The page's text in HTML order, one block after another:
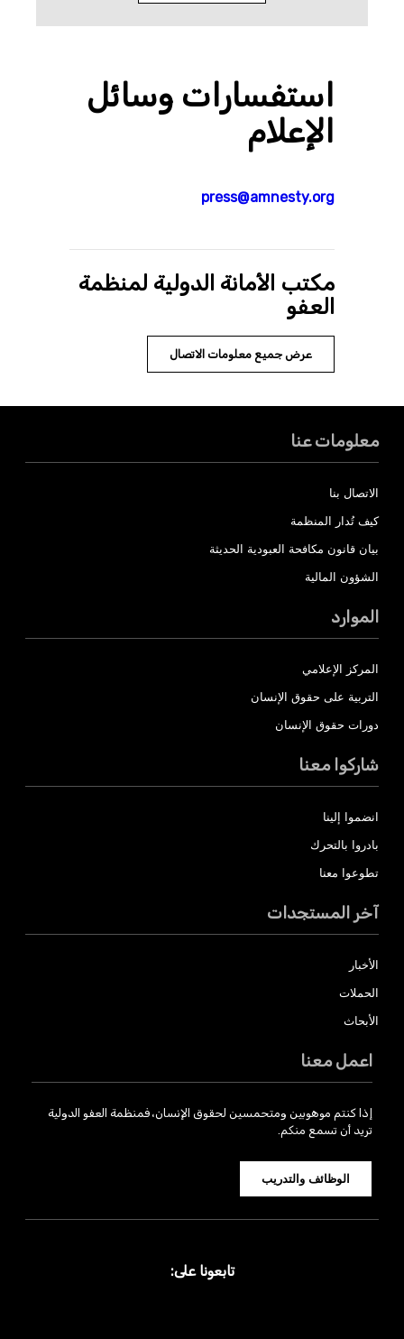
استفسارات وسائل
الإعلام
press@amnesty.org
مكتب الأمانة الدولية لمنظمة
العفو
عرض جميع معلومات الاتصال
معلومات عنا
الاتصال بنا
كيف تُدار المنظمة
بيان قانون مكافحة العبودية الحديثة
الشؤون المالية
الموارد
المركز الإعلامي
التربية على حقوق الإنسان
دورات حقوق الإنسان
شاركوا معنا
انضموا إلينا
بادروا بالتحرك
تطوعوا معنا
آخر المستجدات
الأخبار
الحملات
الأبحاث
اعمل معنا
إذا كنتم موهوبين ومتحمسين لحقوق الإنسان، فمنظمة العفو الدولية
تريد أن تسمع منكم.
الوظائف والتدريب
تابعونا على: